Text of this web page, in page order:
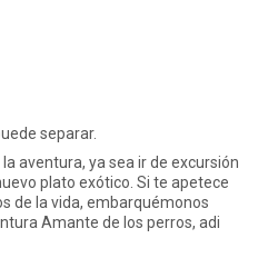
separar.
aventura, ya sea ir de excursión
plato exótico. Si te apetece
de la vida, embarquémonos
Amante de los perros, adi